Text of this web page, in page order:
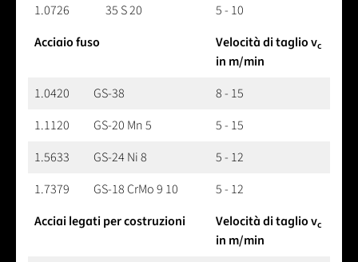
1.0726
35 S 20
5 - 10
Acciaio fuso
Velocità di taglio vc
in m/min
1.0420
GS-38
8 - 15
1.1120
GS-20 Mn 5
5 - 15
1.5633
GS-24 Ni 8
5 - 12
1.7379
GS-18 CrMo 9 10
5 - 12
Acciai legati per costruzioni
Velocità di taglio vc
in m/min